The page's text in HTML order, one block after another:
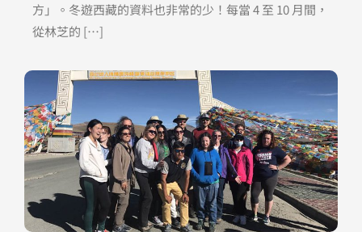
方」。冬遊西藏的資料也非常的少！每當 4 至 10 月間，
從林芝的 […]